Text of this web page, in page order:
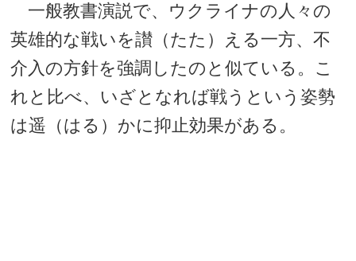
一般教書演説で、ウクライナの人々の
英雄的な戦いを讃（たた）える一方、不
介入の方針を強調したのと似ている。こ
れと比べ、いざとなれば戦うという姿勢
は遥（はる）かに抑止効果がある。